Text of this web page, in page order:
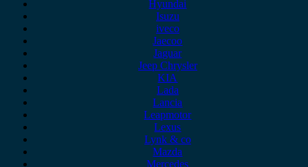
Hyundai
Isuzu
iveco
Jaecoo
Jaguar
Jeep Chrysler
KIA
Lada
Lancia
Leapmotor
Lexus
Lynk & co
Mazda
Mercedes